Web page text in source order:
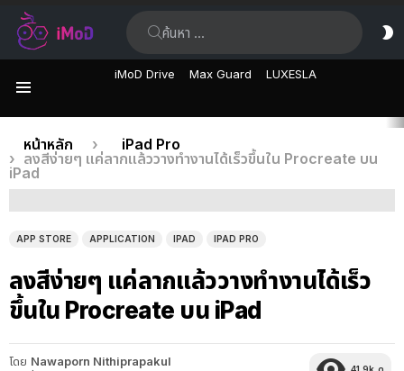
iMoD Drive Max Guard LUXESLA
เรื่อง
ล่าสุด
คุณอยู่ที่นี่:
หน้าหลัก
iPad Pro
ลงสีง่ายๆ แค่ลากแล้ววางทำงานได้เร็วขึ้นใน Procreate บน
iPad
APP STORE APPLICATION IPAD IPAD PRO
ลงสีง่ายๆ แค่ลากแล้ววางทำงานได้เร็ว
ขึ้นใน Procreate บน iPad
โดย Nawaporn Nithiprapakul